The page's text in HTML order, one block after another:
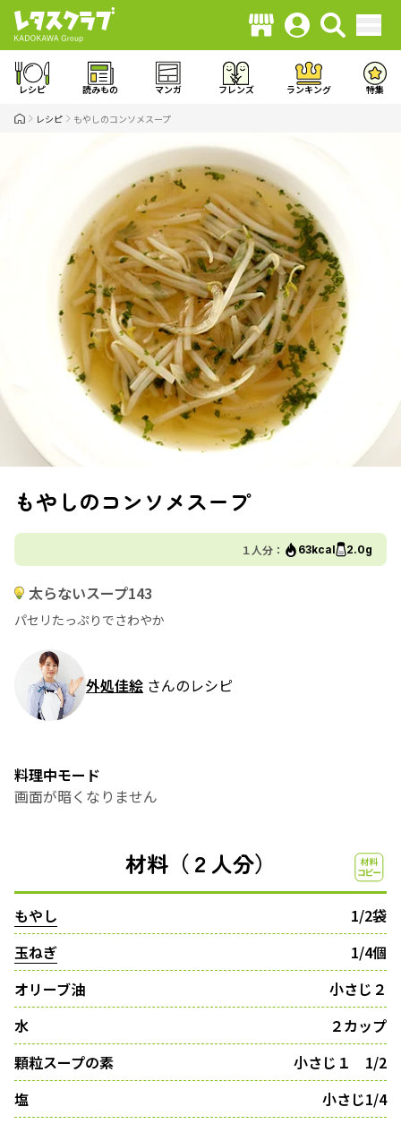
レシピ 読みもの マンガ フレンズ ランキング 特集
レシピ もやしのコンソメスープ
もやしのコンソメスープ
１人分： 63kcal 2.0g
太らないスープ143
パセリたっぷりでさわやか
外処佳絵 さんのレシピ
料理中モード
画面が暗くなりません
材料（２人分）
もやし
1/2袋
玉ねぎ
1/4個
オリーブ油
小さじ２
水
２カップ
顆粒スープの素
小さじ１ 1/2
塩
小さじ1/4